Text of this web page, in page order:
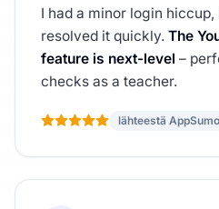
I had a minor login
resolved it quickly. The
feature is next-level –
checks as a teacher.
lähteestä AppSumo